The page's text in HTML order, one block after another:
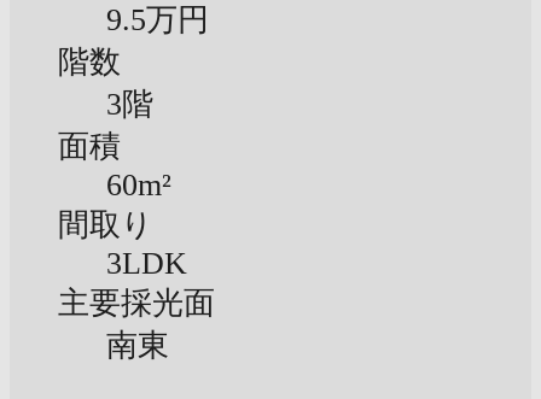
9.5万円
階数
3階
面積
60m²
間取り
3LDK
主要採光面
南東